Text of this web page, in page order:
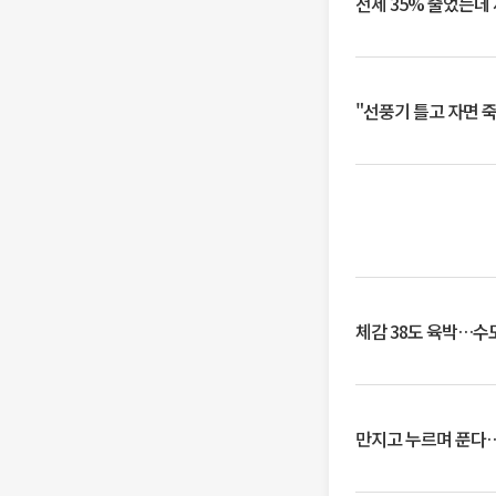
"선풍기 틀고 자면
체감 38도 육박…수
만지고 누르며 푼